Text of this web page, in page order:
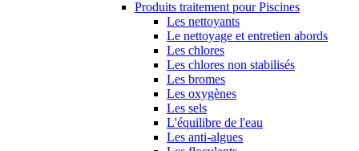
Produits traitement pour Piscines
Les nettoyants
Le nettoyage et entretien abords
Les chlores
Les chlores non stabilisés
Les bromes
Les oxygènes
Les sels
L'équilibre de l'eau
Les anti-algues